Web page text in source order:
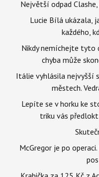
Největší odpad
Lucie Bílá ukázala,
každého,
Nikdy nemíchejte tyto
chyba může
Itálie vyhlásila nejvyšší
městech.
Lepíte se v horku ke
triku vás
McGregor je po